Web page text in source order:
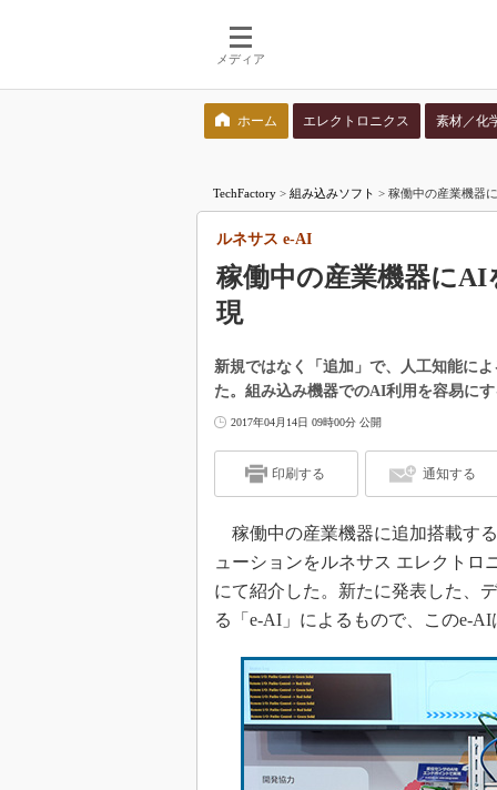
メディア
ホーム エレクトロニクス 素材／化
TechFactory > 組み込みソフト > 稼働中の産業機器
稼働中の産業機器に
現
ルネサス e-AI
新規ではなく「追加」で、人工知能に
た。組み込み機器でのAI利用を容易に
2017年04月14日 09時00分 公開
印刷する 通知する
稼働中の産業機器に追加搭載す
ューションをルネサス エレクトロ
にて紹介した。新たに発表した、
る「e-AI」によるもので、このe-